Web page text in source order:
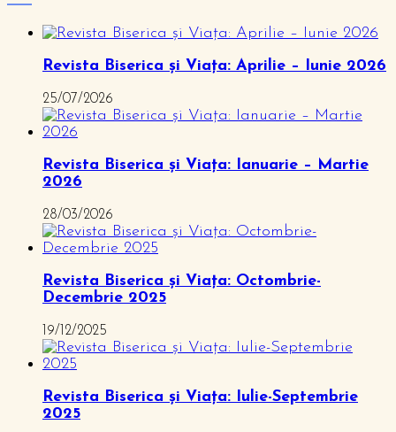
Revista Biserica și Viața: Aprilie – Iunie 2026
25/07/2026
Revista Biserica și Viața: Ianuarie – Martie
2026
28/03/2026
Revista Biserica și Viața: Octombrie-
Decembrie 2025
19/12/2025
Revista Biserica și Viața: Iulie-Septembrie
2025